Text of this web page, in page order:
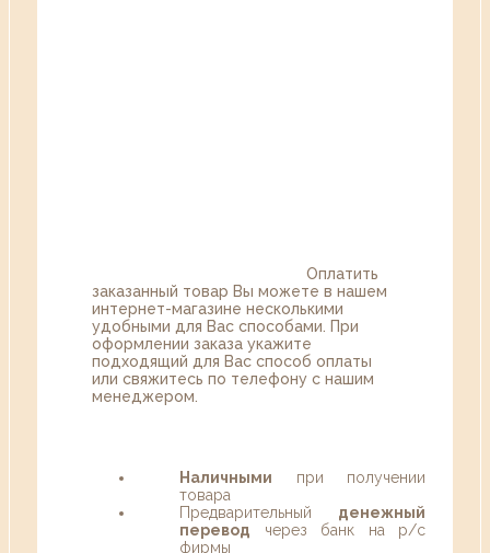
Оплатить
заказанный товар Вы можете в нашем
интернет-магазине несколькими
удобными для Вас способами. При
оформлении заказа укажите
подходящий для Вас способ оплаты
или свяжитесь по телефону с нашим
менеджером.
Наличными при получении
товара
Предварительный денежный
перевод через банк на р/с
фирмы